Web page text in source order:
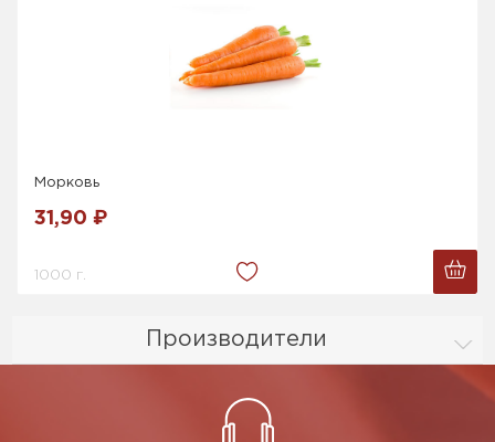
Производители
Морковь
31,90 ₽
1000 г.